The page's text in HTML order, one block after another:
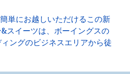
単にお越しいただけるこの新
スイーツは、ボーイングスの
ングのビジネスエリアから徒